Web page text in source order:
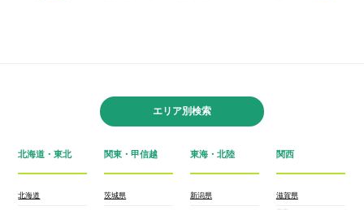
エリア別検索
北海道・東北
北海道
関東・甲信越
茨城県
東海・北陸
新潟県
関西
滋賀県